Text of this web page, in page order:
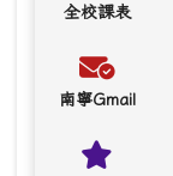
全校課表
南寧Gmail